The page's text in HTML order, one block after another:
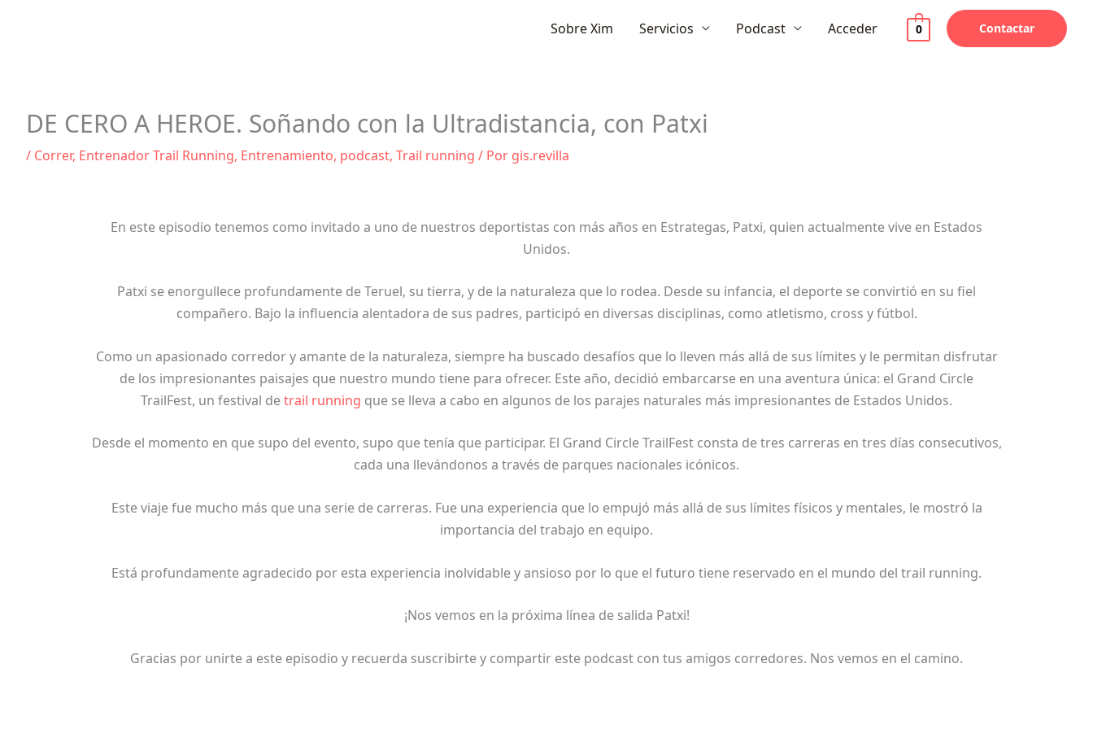
al
Sobre Xim Servicios Podcast Acceder 0 Contactar
DE CERO A HEROE. Soñando con la Ultradistancia, con Patxi
/ Correr, Entrenador Trail Running, Entrenamiento, podcast, Trail running / Por gis.revilla
En este episodio tenemos como invitado a uno de nuestros deportistas con más años en Estrategas, Patxi, quien actualmente vive en Estados
Unidos.
Patxi se enorgullece profundamente de Teruel, su tierra, y de la naturaleza que lo rodea. Desde su infancia, el deporte se convirtió en su fiel
compañero. Bajo la influencia alentadora de sus padres, participó en diversas disciplinas, como atletismo, cross y fútbol.
Como un apasionado corredor y amante de la naturaleza, siempre ha buscado desafíos que lo lleven más allá de sus límites y le permitan disfrutar
de los impresionantes paisajes que nuestro mundo tiene para ofrecer. Este año, decidió embarcarse en una aventura única: el Grand Circle
TrailFest, un festival detrail running que se lleva a cabo en algunos de los parajes naturales más impresionantes de Estados Unidos.
Desde el momento en que supo del evento, supo que tenía que participar. El Grand Circle TrailFest consta de tres carreras en tres días consecutivos,
cada una llevándonos a través de parques nacionales icónicos.
Este viaje fue mucho más que una serie de carreras. Fue una experiencia que lo empujó más allá de sus límites físicos y mentales, le mostró la
importancia del trabajo en equipo.
Está profundamente agradecido por esta experiencia inolvidable y ansioso por lo que el futuro tiene reservado en el mundo del trail running.
¡Nos vemos en la próxima línea de salida Patxi!
Gracias por unirte a este episodio y recuerda suscribirte y compartir este podcast con tus amigos corredores. Nos vemos en el camino.